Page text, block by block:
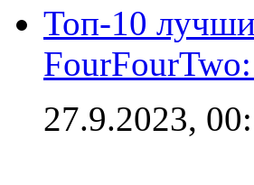
Топ-10
27.9.2023,